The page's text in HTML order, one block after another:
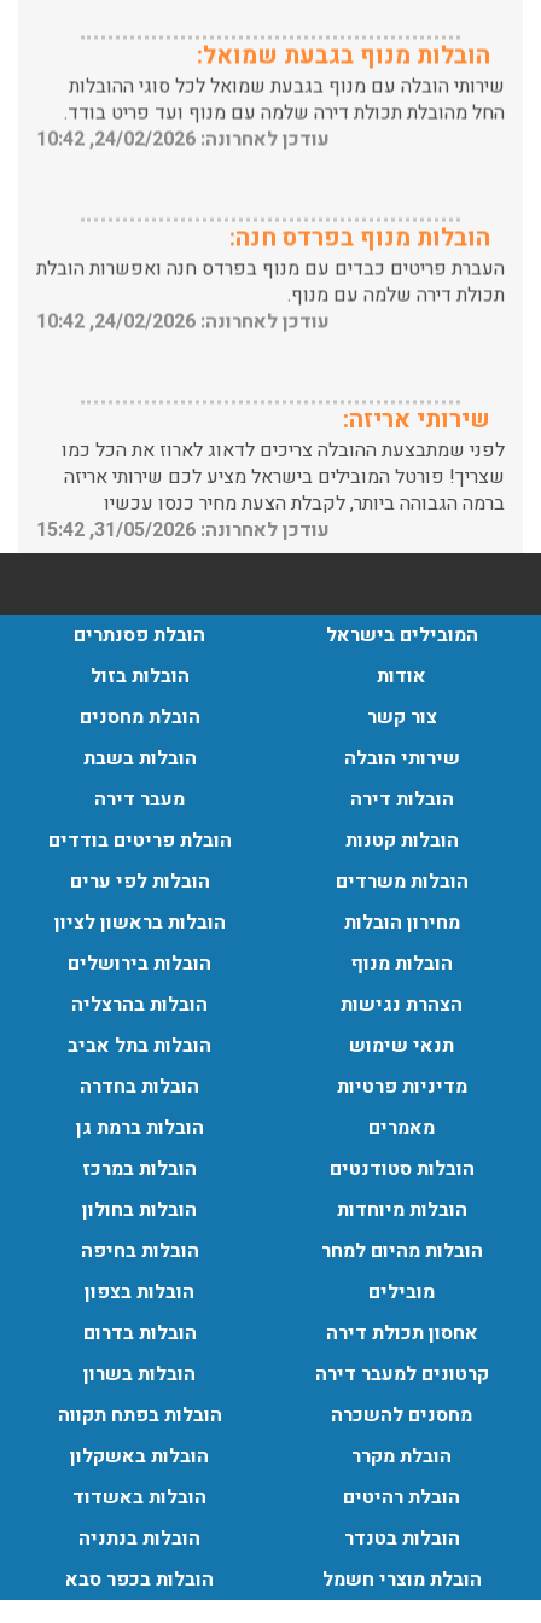
שירותי הובלה עם מנוף בגבעת שמואל לכל סוגי ההובלות
החל מהובלת תכולת דירה שלמה עם מנוף ועד פריט בודד.
עודכן לאחרונה: 24/02/2026, 10:42
העברת פריטים כבדים עם מנוף בפרדס חנה ואפשרות הובלת
תכולת דירה שלמה עם מנוף.
עודכן לאחרונה: 24/02/2026, 10:42
לפני שמתבצעת ההובלה צריכים לדאוג לארוז את הכל כמו
שצריך! פורטל המובילים בישראל מציע לכם שירותי אריזה
ברמה הגבוהה ביותר, לקבלת הצעת מחיר כנסו עכשיו
עודכן לאחרונה: 31/05/2026, 15:42
הובלות בתל אביב:
הובלות מנוף בגבעת שמואל:
שירותי הובלה עם מנוף בגבעת שמואל לכל סוגי ההובלות
החל מהובלת תכולת דירה שלמה עם מנוף ועד פריט בודד.
עודכן לאחרונה: 24/02/2026, 10:42
הובלות מנוף בפרדס חנה:
העברת פריטים כבדים עם מנוף בפרדס חנה ואפשרות הובלת
תכולת דירה שלמה עם מנוף.
עודכן לאחרונה: 24/02/2026, 10:42
המובילים בישראל
אודות
צור קשר
שירותי הובלה
הובלות דירה
הובלות קטנות
הובלות משרדים
מחירון הובלות
הובלות מנוף
הצהרת נגישות
תנאי שימוש
מדיניות פרטיות
מאמרים
הובלות סטודנטים
הובלות מיוחדות
הובלות מהיום למחר
מובילים
אחסון תכולת דירה
קרטונים למעבר דירה
מחסנים להשכרה
הובלת מקרר
הובלת רהיטים
הובלות בטנדר
הובלת מוצרי חשמל
הובלת פסנתרים
הובלות בזול
הובלת מחסנים
הובלות בשבת
מעבר דירה
הובלת פריטים בודדים
הובלות לפי ערים
הובלות בראשון לציון
הובלות בירושלים
הובלות בהרצליה
הובלות בתל אביב
הובלות בחדרה
הובלות ברמת גן
הובלות במרכז
הובלות בחולון
הובלות בחיפה
הובלות בצפון
הובלות בדרום
הובלות בשרון
הובלות בפתח תקווה
הובלות באשקלון
הובלות באשדוד
הובלות בנתניה
הובלות בכפר סבא